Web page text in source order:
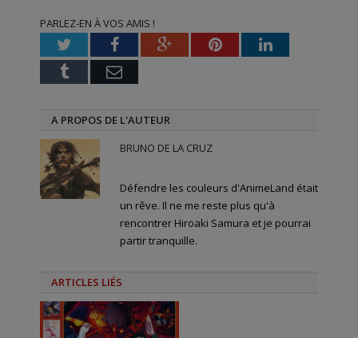
fenêtre) fenêtre) nouvelle
fenêtre)
PARLEZ-EN À VOS AMIS !
TwitterFacebookGoogle+PinterestLinkedIn
Tumblr Email
A PROPOS DE L'AUTEUR
BRUNO DE LA CRUZ
Défendre les couleurs d'AnimeLand était
un rêve. Il ne me reste plus qu'à
rencontrer Hiroaki Samura et je pourrai
partir tranquille.
ARTICLES LIÉS